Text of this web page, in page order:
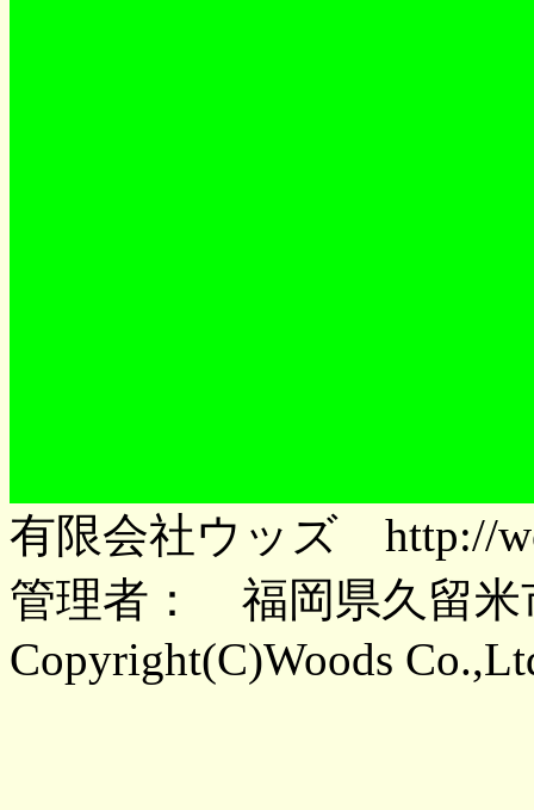
有限会社ウッズ http://
管理者： 福岡県久留
Copyright(C)Woods